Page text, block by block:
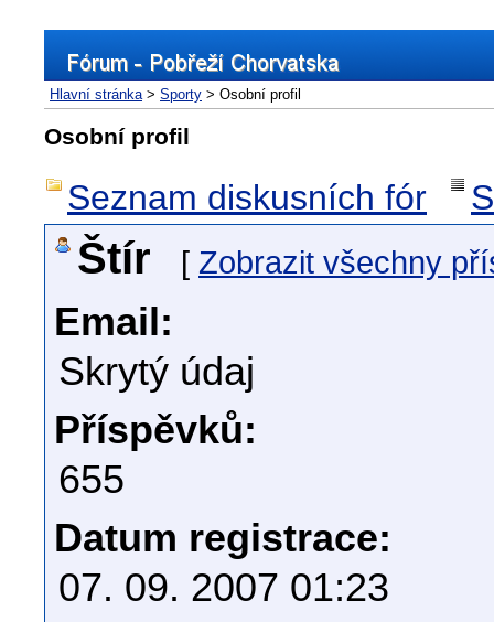
Hlavní stránka> Sporty > Osobní profil
Osobní profil
Seznam diskusních fór
Štír [ Zobrazit všechny
Email:
Skrytý údaj
Příspěvků:
655
Datum registrace:
07. 09. 2007 01:23